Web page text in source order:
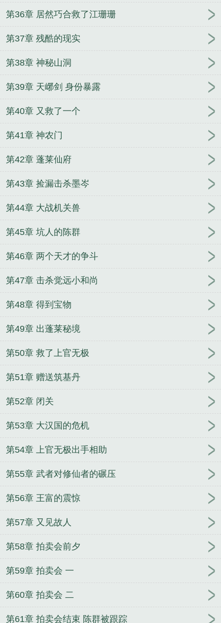
第36章 居然巧合救了江珊珊
第37章 残酷的现实
第38章 神秘山洞
第39章 天峫剑 身份暴露
第40章 又救了一个
第41章 神农门
第42章 蓬莱仙府
第43章 捡漏击杀墨岑
第44章 大战机关兽
第45章 坑人的陈群
第46章 两个天才的争斗
第47章 击杀觉远小和尚
第48章 得到宝物
第49章 出蓬莱秘境
第50章 救了上官无极
第51章 赠送筑基丹
第52章 闭关
第53章 大汉国的危机
第54章 上官无极出手相助
第55章 武者对修仙者的碾压
第56章 王富的震惊
第57章 又见故人
第58章 拍卖会前夕
第59章 拍卖会 一
第60章 拍卖会 二
第61章 拍卖会结束 陈群被跟踪